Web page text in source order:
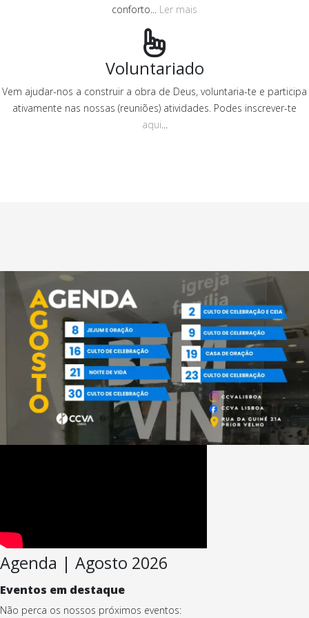
conforto... Ler mais
Voluntariado
Vem ajudar-nos a construir a obra de Deus, voluntaria-te e participa
ativamente nas nossas (reuniões) atividades. Podes inscrever-te
aqui...
Agenda | Agosto 2026
Eventos em destaque
Não perca os nossos próximos eventos: